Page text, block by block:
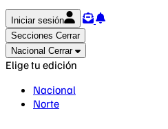
Iniciar sesión
Secciones Cerrar
Nacional Cerrar
Elige tu edición
Nacional
Norte